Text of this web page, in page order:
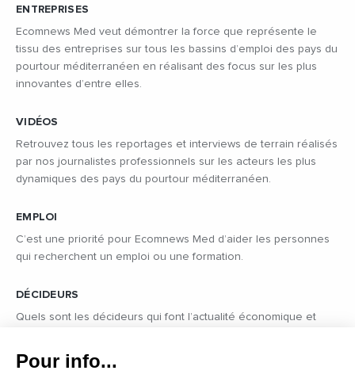
ENTREPRISES
Ecomnews Med veut démontrer la force que représente le
tissu des entreprises sur tous les bassins d’emploi des pays du
pourtour méditerranéen en réalisant des focus sur les plus
innovantes d’entre elles.
VIDÉOS
Retrouvez tous les reportages et interviews de terrain réalisés
par nos journalistes professionnels sur les acteurs les plus
dynamiques des pays du pourtour méditerranéen.
EMPLOI
C’est une priorité pour Ecomnews Med d’aider les personnes
qui recherchent un emploi ou une formation.
DÉCIDEURS
Quels sont les décideurs qui font l’actualité économique et
Décidez comment Google utilise
vos données
pour une meilleure expérience de navigation sur notre site. Votre vie
Tout cocher
Personnaliser mon expérience publicitaire en
Données utilisateur pour la